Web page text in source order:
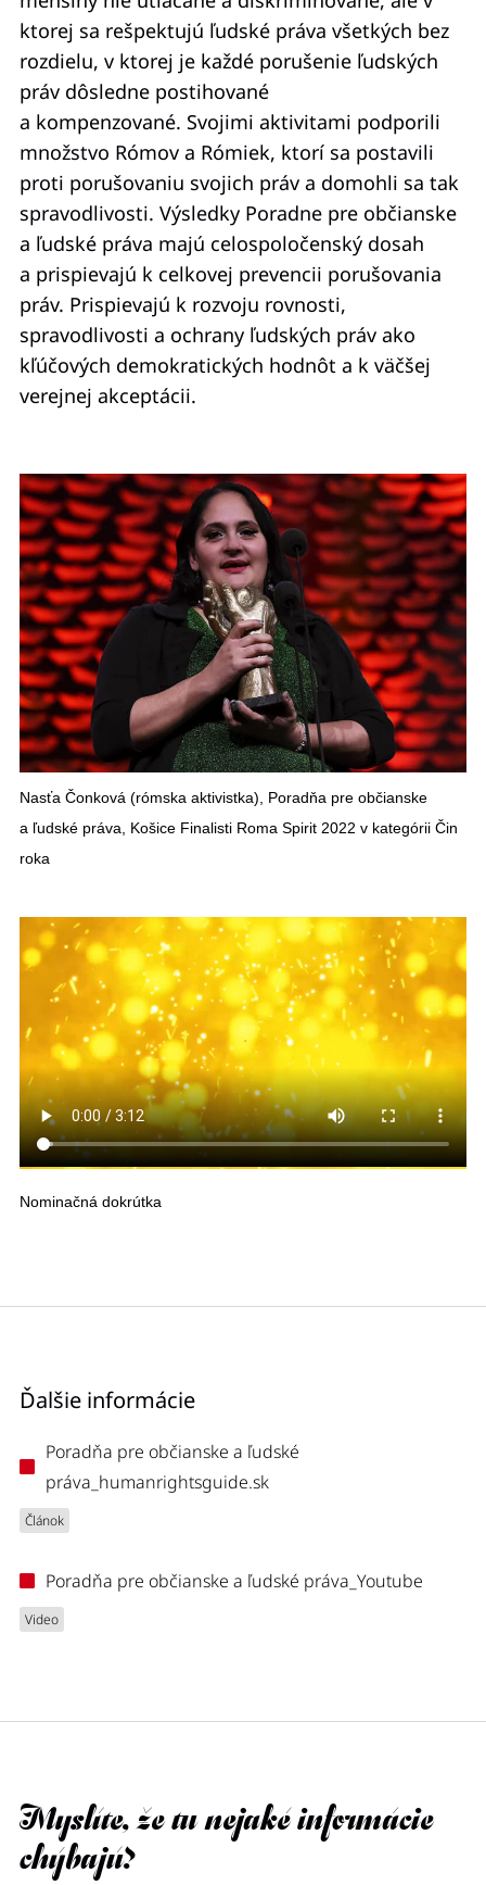
ktorej sa rešpektujú ľudské práva všetkých bez
rozdielu, v ktorej je každé porušenie ľudských
práv dôsledne postihované
a kompenzované. Svojimi aktivitami podporili
množstvo Rómov a Rómiek, ktorí sa postavili
proti porušovaniu svojich práv a domohli sa tak
spravodlivosti. Výsledky Poradne pre občianske
a ľudské práva majú celospoločenský dosah
a prispievajú k celkovej prevencii porušovania
práv. Prispievajú k rozvoju rovnosti,
spravodlivosti a ochrany ľudských práv ako
kľúčových demokratických hodnôt a k väčšej
verejnej akceptácii.
Nasťa Čonková (rómska aktivistka), Poradňa pre občianske
a ľudské práva, Košice Finalisti Roma Spirit 2022 v kategórii Čin
roka
Nominačná dokrútka
Ďalšie informácie
Poradňa pre občianske a ľudské
práva_humanrightsguide.sk
Článok
Poradňa pre občianske a ľudské práva_Youtube
Video
Myslíte, že tu nejaké informácie
chýbajú?